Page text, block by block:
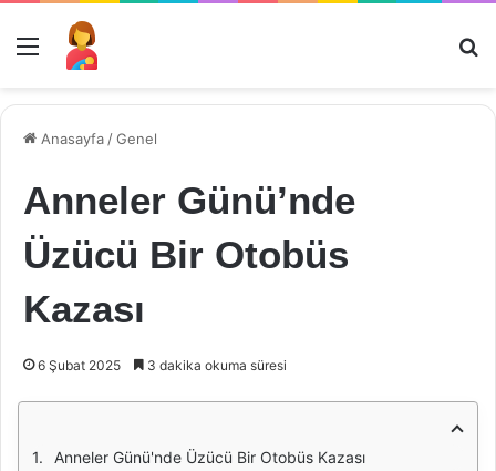
Menü
Anasayfa /Genel
Anneler Günü’nde
Üzücü Bir Otobüs
Kazası
6 Şubat 2025 3 dakika okuma süresi
Anneler Günü'nde Üzücü Bir Otobüs Kazası